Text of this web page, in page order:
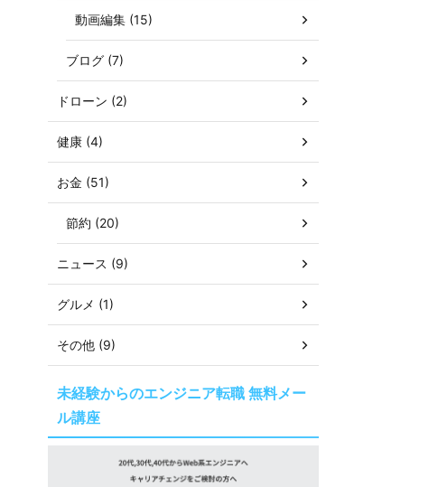
動画編集 (15)
ブログ (7)
ドローン (2)
健康 (4)
お金 (51)
節約 (20)
ニュース (9)
グルメ (1)
その他 (9)
未経験からのエンジニア転職 無料メー
ル講座